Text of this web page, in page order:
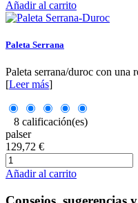
Añadir al carrito
Paleta Serrana
Paleta serrana/duroc con una
[Leer más]
8 calificación(es)
palser
129,72 €
Añadir al carrito